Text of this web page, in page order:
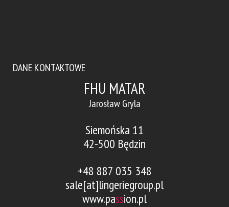
DANE KONTAKTOWE
FHU MATAR
Jarosław Gryla
Siemońska 11
42-500 Będzin
+48 887 035 348
sale[at]lingeriegroup.pl
www.passion.pl